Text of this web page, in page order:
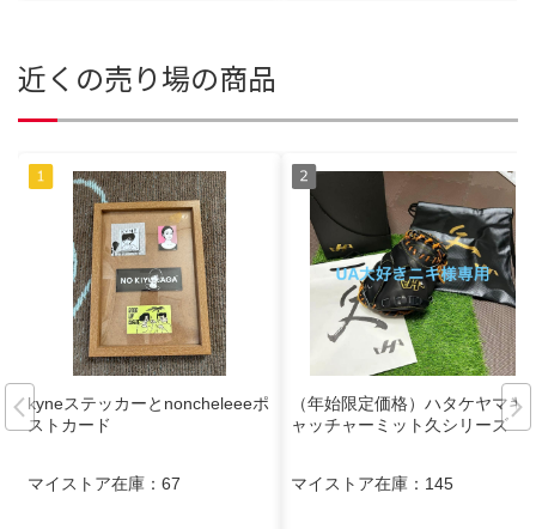
近くの売り場の商品
kyneステッカーとnoncheleeeポ
ストカード
マイストア在庫： 67
（年始限定価格）ハタケヤマキ
ャッチャーミット久シリーズ
マイストア在庫： 145